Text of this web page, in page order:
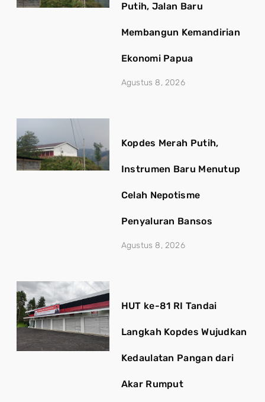
Putih, Jalan Baru
Membangun Kemandirian
Ekonomi Papua
Agustus 8, 2026
Kopdes Merah Putih,
Instrumen Baru Menutup
Celah Nepotisme
Penyaluran Bansos
Agustus 8, 2026
HUT ke-81 RI Tandai
Langkah Kopdes Wujudkan
Kedaulatan Pangan dari
Akar Rumput